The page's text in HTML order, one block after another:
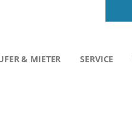
& MIETER SERVICE